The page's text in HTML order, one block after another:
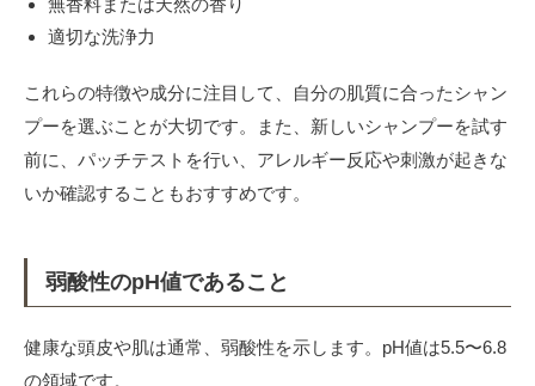
無香料または天然の香り
適切な洗浄力
これらの特徴や成分に注目して、自分の肌質に合ったシャン
プーを選ぶことが大切です。また、新しいシャンプーを試す
前に、パッチテストを行い、アレルギー反応や刺激が起きな
いか確認することもおすすめです。
弱酸性のpH値であること
健康な頭皮や肌は通常、弱酸性を示します。pH値は5.5〜6.8
の領域です。